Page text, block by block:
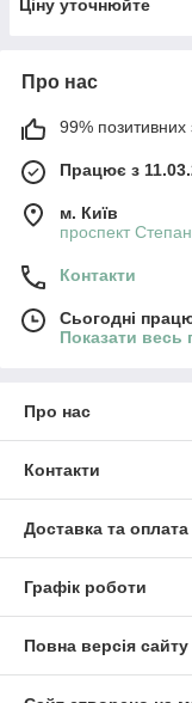
сайту metrtkani.com
Ціну уточнюйте
Про нас
99% позитивних
Працює з
м. Київ
проспект
Контакти
Сьогодні
Показати весь
Про нас
Контакти
Доставка та оплата
Графік роботи
Повна версія сайту